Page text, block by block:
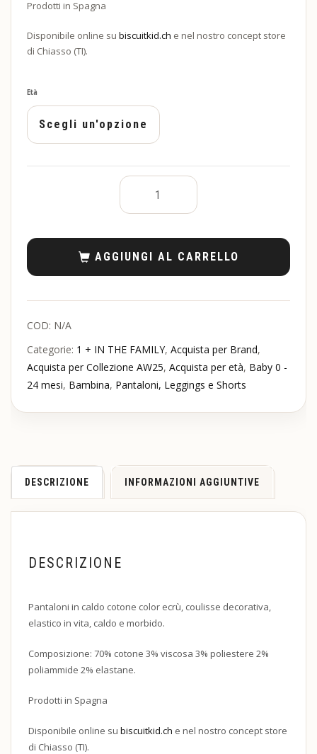
Prodotti in Spagna
Disponibile online su biscuitkid.ch e nel nostro concept store
di Chiasso (TI).
Età
AGGIUNGI AL CARRELLO
COD: N/A
Categorie: 1 + IN THE FAMILY, Acquista per Brand,
Acquista per Collezione AW25, Acquista per età, Baby 0 -
24 mesi, Bambina, Pantaloni, Leggings e Shorts
DESCRIZIONE INFORMAZIONI AGGIUNTIVE
DESCRIZIONE
Pantaloni in caldo cotone color ecrù, coulisse decorativa,
elastico in vita, caldo e morbido.
Composizione: 70% cotone 3% viscosa 3% poliestere 2%
poliammide 2% elastane.
Prodotti in Spagna
Disponibile online su biscuitkid.ch e nel nostro concept store
di Chiasso (TI).